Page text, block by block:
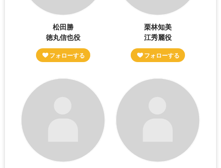
松田勝
徳丸信也役
栗林知美
江秀麗役